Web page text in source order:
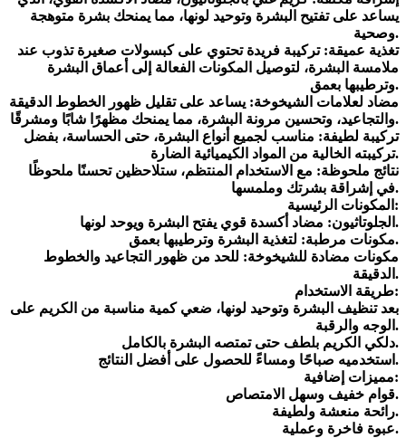
يساعد على تفتيح البشرة وتوحيد لونها، مما يمنحك بشرة متوهجة
وصحية.
تغذية عميقة: تركيبة فريدة تحتوي على كبسولات صغيرة تذوب عند
ملامسة البشرة، لتوصيل المكونات الفعالة إلى أعماق البشرة
وترطيبها بعمق.
مضاد لعلامات الشيخوخة: يساعد على تقليل ظهور الخطوط الدقيقة
والتجاعيد، وتحسين مرونة البشرة، مما يمنحك مظهرًا شابًا ومشرقًا.
تركيبة لطيفة: مناسب لجميع أنواع البشرة، حتى الحساسة، بفضل
تركيبته الخالية من المواد الكيميائية الضارة.
نتائج ملحوظة: مع الاستخدام المنتظم، ستلاحظين تحسنًا ملحوظًا
في إشراقة بشرتك وملمسها.
المكونات الرئيسية:
الجلوتاثيون: مضاد أكسدة قوي يفتح البشرة ويوحد لونها.
مكونات مرطبة: لتغذية البشرة وترطيبها بعمق.
مكونات مضادة للشيخوخة: للحد من ظهور التجاعيد والخطوط
الدقيقة.
طريقة الاستخدام:
بعد تنظيف البشرة وتوحيد لونها، ضعي كمية مناسبة من الكريم على
الوجه والرقبة.
دلكي الكريم بلطف حتى تمتصه البشرة بالكامل.
استخدميه صباحًا ومساءً للحصول على أفضل النتائج.
مميزات إضافية:
قوام خفيف وسهل الامتصاص.
رائحة منعشة ولطيفة.
عبوة فاخرة وعملية.